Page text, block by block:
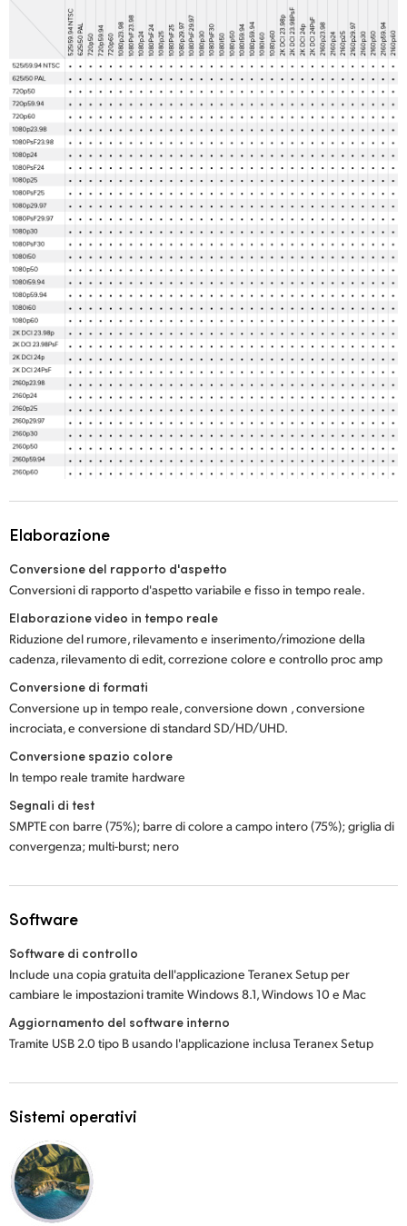
Elaborazione
Conversione del rapporto d'aspetto
Conversioni di rapporto d'aspetto variabile e fisso in tempo reale.
Elaborazione video in tempo reale
Riduzione del rumore, rilevamento e inserimento/rimozione della
cadenza, rilevamento di edit, correzione colore e controllo proc amp
Conversione di formati
Conversione up in tempo reale, conversione down , conversione
incrociata, e conversione di standard SD/HD/UHD.
Conversione spazio colore
In tempo reale tramite hardware
Segnali di test
SMPTE con barre (75%); barre di colore a campo intero (75%); griglia di
convergenza; multi-burst; nero
Software
Software di controllo
Include una copia gratuita dell'applicazione Teranex Setup per
cambiare le impostazioni tramite Windows 8.1, Windows 10 e Mac
Aggiornamento del software interno
Tramite USB 2.0 tipo B usando l'applicazione inclusa Teranex Setup
Sistemi operativi